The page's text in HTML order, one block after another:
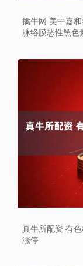
擒牛网 美中嘉
脉络膜恶性黑
真牛所配资 有
涨停